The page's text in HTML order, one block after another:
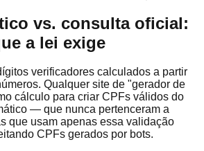
vs. consulta oficial:
a lei exige
verificadores calculados a partir
Qualquer site de "gerador de
cálculo para criar CPFs válidos do
— que nunca pertenceram a
que usam apenas essa validação
CPFs gerados por bots.